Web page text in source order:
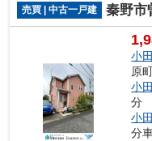
売買 | 中古一戸建 秦野
小
原
小
分
小
分